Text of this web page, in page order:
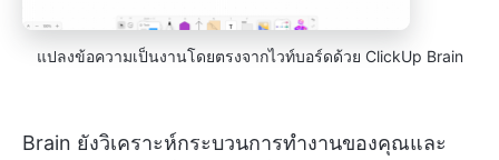
แปลงข้อความเป็นงานโดยตรงจากไวท์บอร์ดด้วย ClickUp Brain
Brain ยังวิเคราะห์กระบวนการทำงานของคุณและ